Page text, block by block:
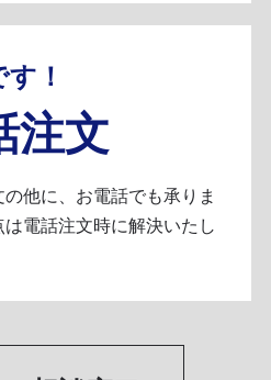
！
注文
他に、お電話でも承りま
電話注文時に解決いたし